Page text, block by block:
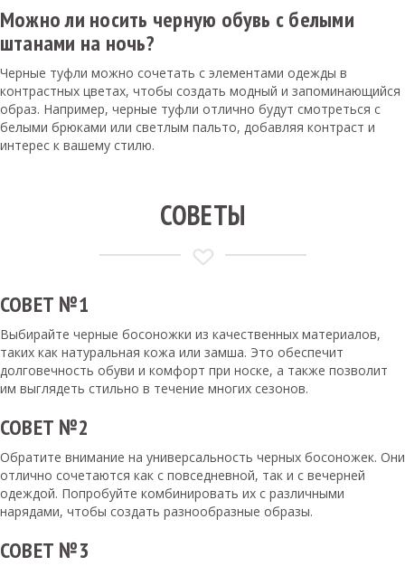
Можно ли носить черную обувь с белыми
штанами на ночь?
Черные туфли можно сочетать с элементами одежды в
контрастных цветах, чтобы создать модный и запоминающийся
образ. Например, черные туфли отлично будут смотреться с
белыми брюками или светлым пальто, добавляя контраст и
интерес к вашему стилю.
СОВЕТЫ
СОВЕТ №1
Выбирайте черные босоножки из качественных материалов,
таких как натуральная кожа или замша. Это обеспечит
долговечность обуви и комфорт при носке, а также позволит
им выглядеть стильно в течение многих сезонов.
СОВЕТ №2
Обратите внимание на универсальность черных босоножек. Они
отлично сочетаются как с повседневной, так и с вечерней
одеждой. Попробуйте комбинировать их с различными
нарядами, чтобы создать разнообразные образы.
СОВЕТ №3